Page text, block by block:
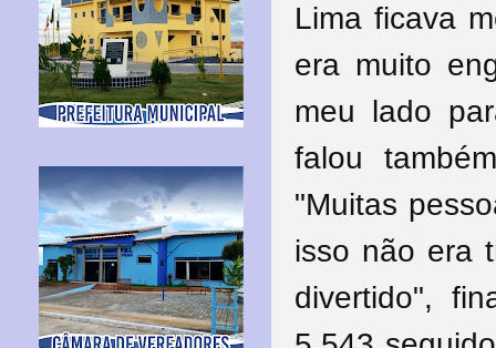
Lima ficava
era muito
meu lado
falou
"Muitas
isso não era
divertido",